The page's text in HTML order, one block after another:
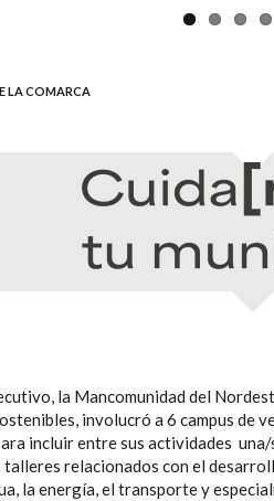
LA COMARCA
la Mancomunidad del
involucró a 6 campus de
incluir entre sus actividades
relacionados con el
la energía, el transporte y